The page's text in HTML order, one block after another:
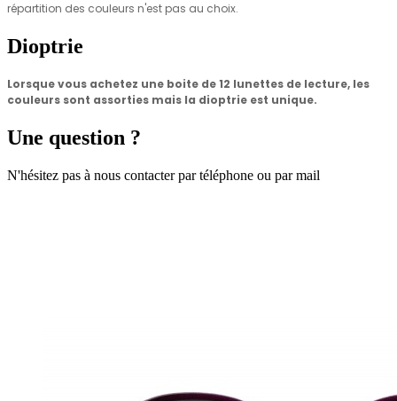
répartition des couleurs n'est pas au choix.
Dioptrie
Lorsque vous achetez une boite de 12 lunettes de lecture, les
couleurs sont assorties mais la dioptrie est unique.
Une question ?
N'hésitez pas à nous contacter par téléphone ou par mail